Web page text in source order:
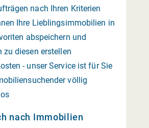
nach Ihren Kriterien
Ihre Lieblingsimmobilien in
abspeichern und
zu diesen erstellen
- unser Service ist für Sie
völlig
nach Immobilien